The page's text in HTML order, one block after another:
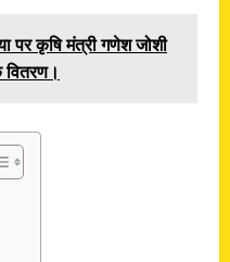
पर कृषि मंत्री गणेश जोशी
वितरण।